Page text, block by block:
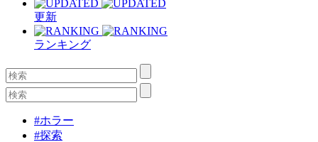
更新
ランキング
#ホラー
#探索